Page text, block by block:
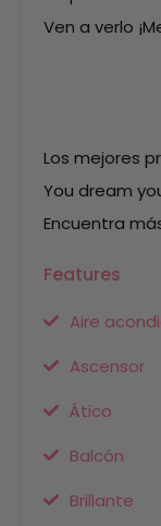
Ven a verlo
Los mejores
You dream
Encuentra
Features
Aire
Ascensor
Ático
Balcón
Brillante